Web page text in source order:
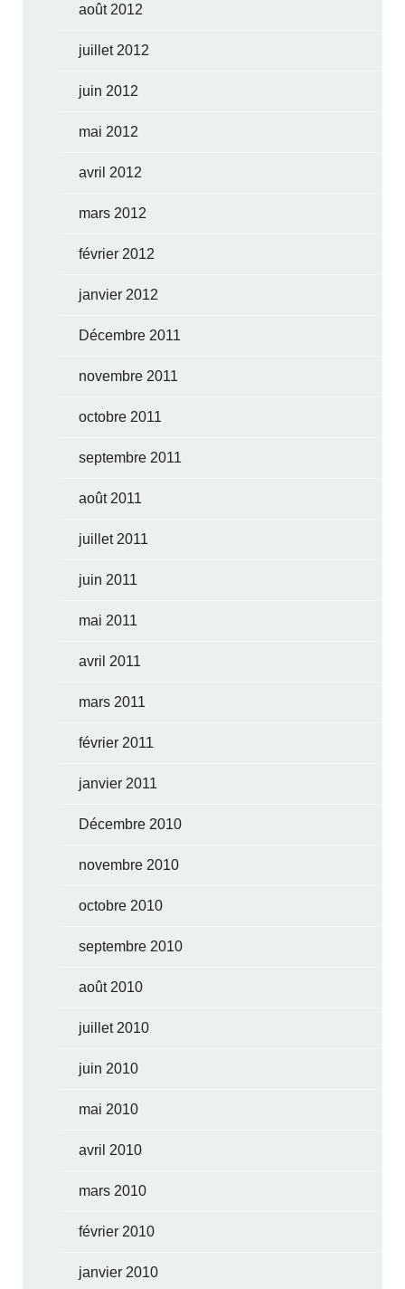
août 2012
juillet 2012
juin 2012
mai 2012
avril 2012
mars 2012
février 2012
janvier 2012
Décembre 2011
novembre 2011
octobre 2011
septembre 2011
août 2011
juillet 2011
juin 2011
mai 2011
avril 2011
mars 2011
février 2011
janvier 2011
Décembre 2010
novembre 2010
octobre 2010
septembre 2010
août 2010
juillet 2010
juin 2010
mai 2010
avril 2010
mars 2010
février 2010
janvier 2010